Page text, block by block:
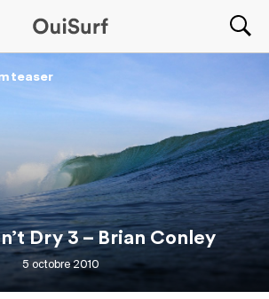
teaser
Dry 3 – Brian Conley
5 octobre 2010